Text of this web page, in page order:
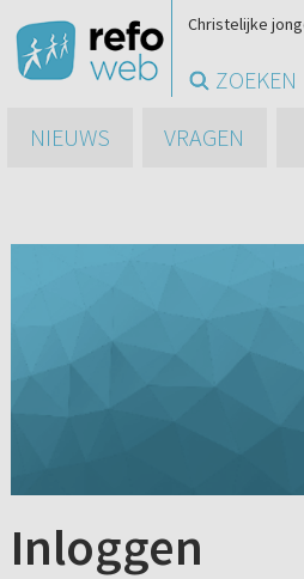
Christelijke
ZOEKEN
NIEUWS
VRAGEN
Inloggen